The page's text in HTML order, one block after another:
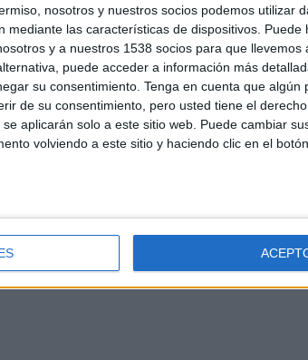
nosotros y nuestros socios podemos utilizar
mediante las características de dispositivos. Puede
y a nuestros 1538 socios para que llevemos
puede acceder a información más
su consentimiento. Tenga en cuenta que algún
de su consentimiento, pero usted tiene el
aplicarán solo a este sitio web. Puede cambiar
volviendo a este sitio y haciendo clic en el